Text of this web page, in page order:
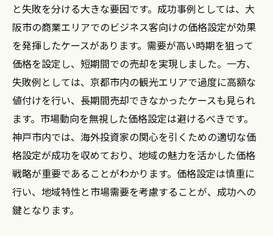
大阪・京都・神戸でワンルームマンション売却
を成功させる価格設定のコツ
地域ごとの平均価格とその動向
ライバル物件との差別化戦略
価格交渉を成功させるための秘訣
価格設定に基づく広告戦略
長期的視野で見る価格設定の重要性
不動産査定のプロセスと注意点
ワンルームマンションの売却タイミングと大
阪・京都・神戸の市場分析
季節ごとの売却成功率の変動
と失敗を分ける大きな要因です。成功事例としては、大
阪市の商業エリアでのビジネス客向けの価格設定が効果
を発揮したケースがあります。需要が高い時期を狙って
価格を設定し、短期間での売却を実現しました。一方、
失敗例としては、京都市内の観光エリアで過度に高額な
値付けを行い、長期間売却できなかったケースも見られ
ます。市場動向を無視した価格設定は避けるべきです。
神戸市内では、海外投資家の関心を引くための適切な価
格設定が成功を収めており、地域の魅力を活かした価格
戦略が重要であることがわかります。価格設定は慎重に
行い、地域特性と市場需要を考慮することが、成功への
鍵となります。